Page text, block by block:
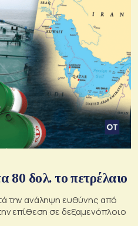
80 δολ. το πετρέλαιο
την ανάληψη ευθύνης από
επίθεση σε δεξαμενόπλοιο